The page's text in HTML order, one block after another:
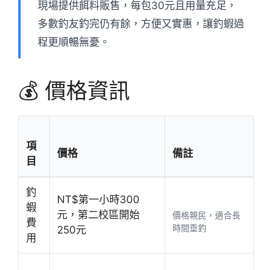
現場提供餌料販售，每包30元且用量充足，
多數釣友釣完仍有餘，方便又實惠，讓釣蝦過
程更順暢無憂。
💰 價格資訊
項
目
價格 備註
釣
蝦
費
用
NT$第一小時300
元，第二校區開始
250元
價格親民，適合長
時間垂釣